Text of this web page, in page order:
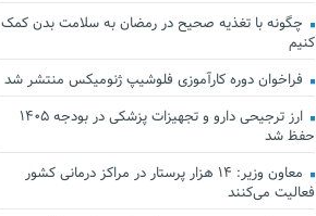
چگونه با تغذیه صحیح در رمضان به سلامت بدن کمک
کنیم
فراخوان دوره کارآموزی فلوشیپ ژنومیکس منتشر شد
ارز ترجیحی دارو و تجهیزات پزشکی در بودجه ۱۴۰۵
حفظ شد
معاون وزیر: ۱۴ هزار پرستار در مراکز درمانی کشور
فعالیت می‌کنند